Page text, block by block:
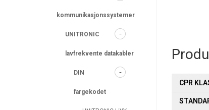
CPR
kommunikasjonssystemer
UNITRONIC
lavfrekvente datakabler
DIN
fargekodet